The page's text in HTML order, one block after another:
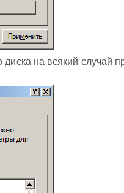
на всякий случай